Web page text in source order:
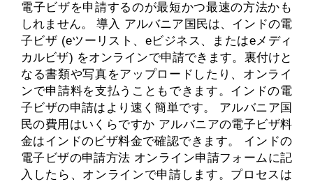
電子ビザを申請するのが最短かつ最速の方法かも
しれません。 導入 アルバニア国民は、インドの電
子ビザ (eツーリスト、eビジネス、またはeメディ
カルビザ) をオンラインで申請できます。裏付けと
なる書類や写真をアップロードしたり、オンライ
ンで申請料を支払うこともできます。インドの電
子ビザの申請はより速く簡単です。 アルバニア国
民の費用はいくらですか アルバニアの電子ビザ料
金はインドのビザ料金で確認できます。 インドの
電子ビザの申請方法 オンライン申請フォームに記
入したら、オンラインで申請します。プロセスは